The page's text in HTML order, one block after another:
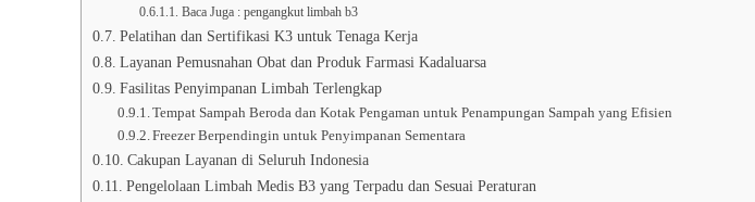
Baca Juga : pengangkut limbah b3
Pelatihan dan Sertifikasi K3 untuk Tenaga Kerja
Layanan Pemusnahan Obat dan Produk Farmasi Kadaluarsa
Fasilitas Penyimpanan Limbah Terlengkap
Tempat Sampah Beroda dan Kotak Pengaman untuk Penampungan Sampah yang Efisien
Freezer Berpendingin untuk Penyimpanan Sementara
Cakupan Layanan di Seluruh Indonesia
Pengelolaan Limbah Medis B3 yang Terpadu dan Sesuai Peraturan